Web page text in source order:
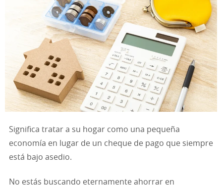
Significa tratar a su hogar como una pequeña
economía en lugar de un cheque de pago que siempre
está bajo asedio.
No estás buscando eternamente ahorrar en